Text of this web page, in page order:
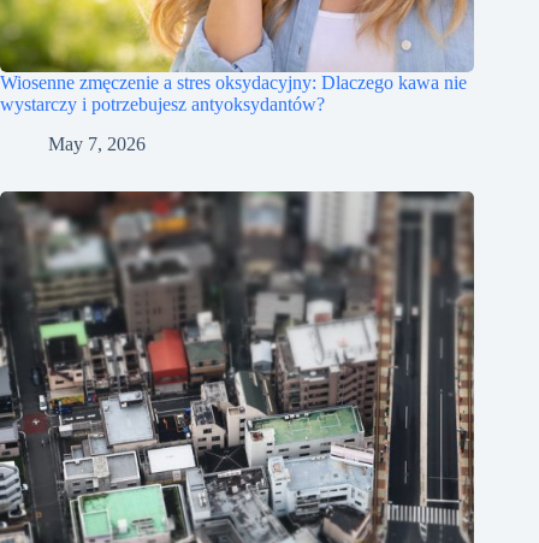
Wiosenne zmęczenie a stres oksydacyjny: Dlaczego kawa nie
wystarczy i potrzebujesz antyoksydantów?
May 7, 2026